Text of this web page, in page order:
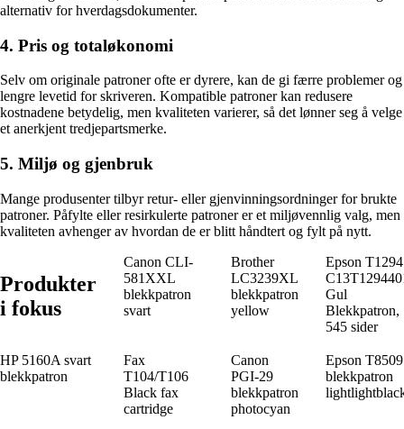
alternativ for hverdagsdokumenter.
4. Pris og totaløkonomi
Selv om originale patroner ofte er dyrere, kan de gi færre problemer og
lengre levetid for skriveren. Kompatible patroner kan redusere
kostnadene betydelig, men kvaliteten varierer, så det lønner seg å velge
et anerkjent tredjepartsmerke.
5. Miljø og gjenbruk
Mange produsenter tilbyr retur- eller gjenvinningsordninger for brukte
patroner. Påfylte eller resirkulerte patroner er et miljøvennlig valg, men
kvaliteten avhenger av hvordan de er blitt håndtert og fylt på nytt.
Produkter
i fokus
Canon CLI-
581XXL
blekkpatron
svart
Brother
LC3239XL
blekkpatron
yellow
Epson T1294
Gul
Blekkpatron,
545 sider
HP 5160A svart
blekkpatron
Fax
T104/T106
Black fax
cartridge
Canon
PGI-29
blekkpatron
photocyan
Epson T8509
blekkpatron